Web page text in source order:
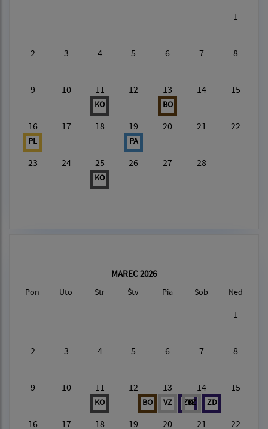
1
2 3 4 5 6 7 8
9 10 11
KO
12 13
BO
14 15
16
PL
17 18 19
PA
20 21 22
23 24 25
KO
26 27 28
MAREC 2026
Pon Uto Str Štv Pia Sob Ned
1
2 3 4 5 6 7 8
9 10 11
KO
12 13
BO VZ ZD
14
VZ ZD
15
16 17 18 19 20 21 22